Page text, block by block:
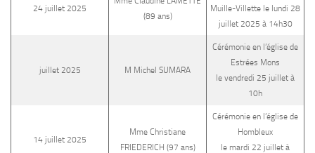
24 juillet 2025
(89 ans)
Muille-Villette le lundi 28
juillet 2025 à 14h30
juillet 2025 M Michel SUMARA
Cérémonie en l’église de
Estrées Mons
le vendredi 25 juillet à
10h
14 juillet 2025
Mme Christiane
FRIEDERICH (97 ans)
Cérémonie en l’église de
Hombleux
le mardi 22 juillet à